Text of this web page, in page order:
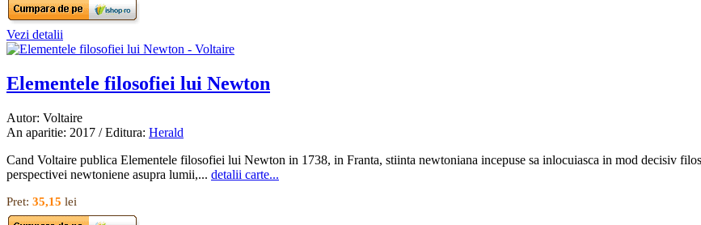
Vezi detalii
Elementele filosofiei lui Newton
Autor: Voltaire
An aparitie: 2017 / Editura: Herald
Cand Voltaire publica Elementele filosofiei lui Newton in 1738, in Franta, stiinta newtoniana incepuse sa inlocuiasca in mod decisiv
perspectivei newtoniene asupra lumii,... detalii carte...
Pret: 35,15 lei